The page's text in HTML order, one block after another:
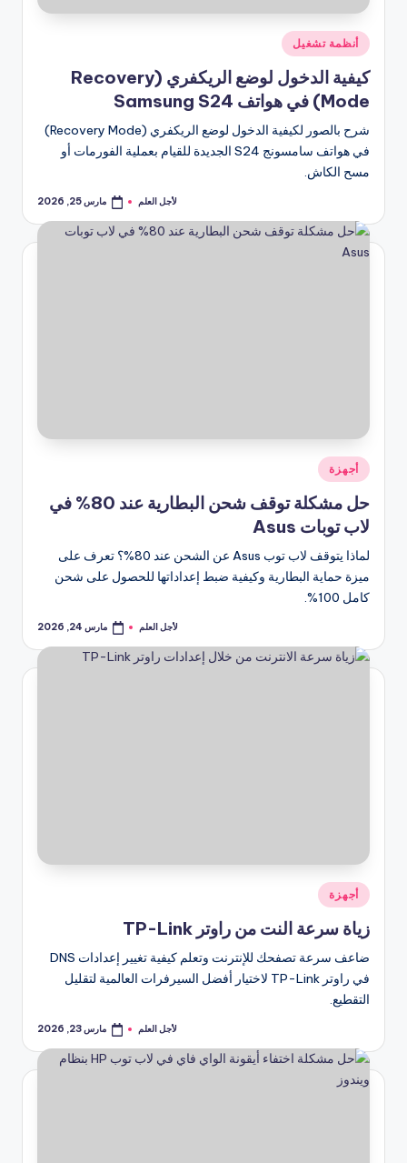
نُشر
في
أنظمة تشغيل
كيفية الدخول لوضع الريكفري (Recovery
Mode) في هواتف Samsung S24
شرح بالصور لكيفية الدخول لوضع الريكفري (Recovery Mode)
في هواتف سامسونج S24 الجديدة للقيام بعملية الفورمات أو
مسح الكاش.
تمّ
بواسطة
لأجل العلم مارس 25, 2026
نُشر
في
أجهزة
حل مشكلة توقف شحن البطارية عند 80% في
لاب توبات Asus
لماذا يتوقف لاب توب Asus عن الشحن عند 80%؟ تعرف على
ميزة حماية البطارية وكيفية ضبط إعداداتها للحصول على شحن
كامل 100%.
تمّ
بواسطة
لأجل العلم مارس 24, 2026
نُشر
في
أجهزة
زياة سرعة النت من راوتر TP-Link
ضاعف سرعة تصفحك للإنترنت وتعلم كيفية تغيير إعدادات DNS
في راوتر TP-Link لاختيار أفضل السيرفرات العالمية لتقليل
التقطيع.
تمّ
بواسطة
لأجل العلم مارس 23, 2026